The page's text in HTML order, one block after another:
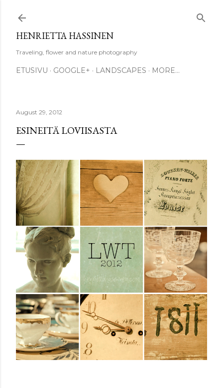
HENRIETTA HASSINEN
Traveling, flower and nature photography
ETUSIVU GOOGLE+ LANDSCAPES MORE…
August 29, 2012
ESINEITÄ LOVIISASTA